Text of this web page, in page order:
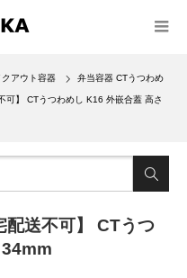
クアウト容器 弁当容器 CTうつわめ
可】 CTうつわめし K16 外嵌合蓋 高さ
配送不可】 CTうつ